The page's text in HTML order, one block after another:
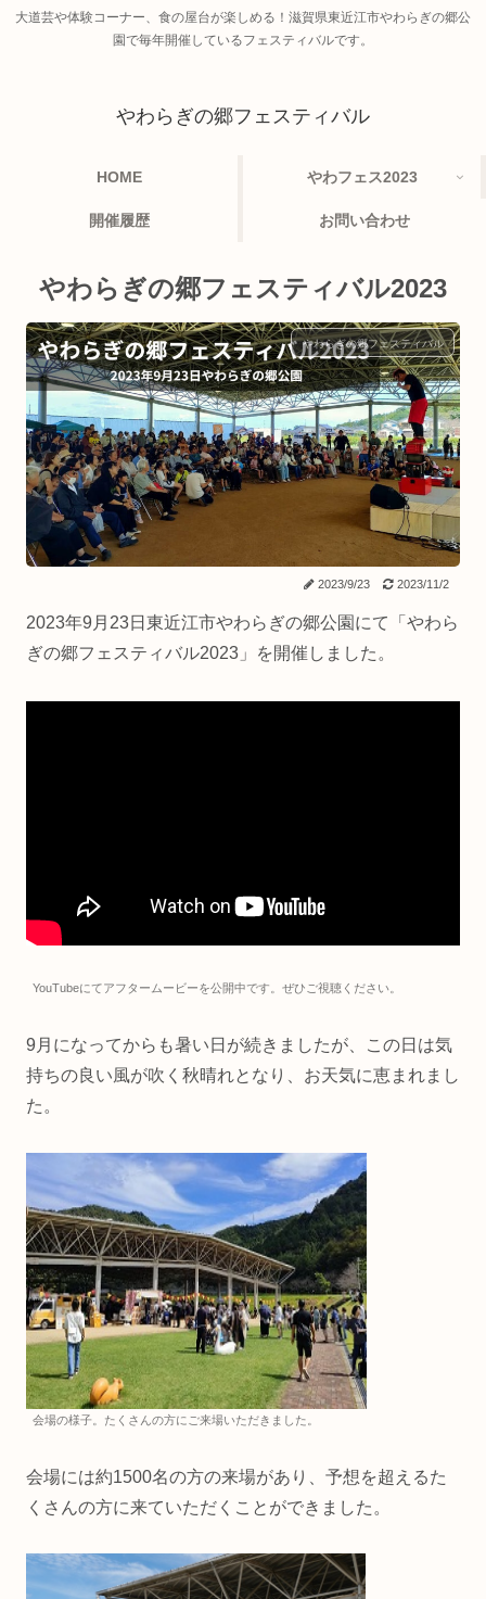
大道芸や体験コーナー、食の屋台が楽しめる！滋賀県東近江市やわらぎの郷公
園で毎年開催しているフェスティバルです。
やわらぎの郷フェスティバル
HOME やわフェス2023
開催履歴 お問い合わせ
やわらぎの郷フェスティバル2023
やわらぎの郷フェスティバル
2023/9/23 2023/11/2
2023年9月23日東近江市やわらぎの郷公園にて「やわら
ぎの郷フェスティバル2023」を開催しました。
YouTubeにてアフタームービーを公開中です。ぜひご視聴ください。
9月になってからも暑い日が続きましたが、この日は気
持ちの良い風が吹く秋晴れとなり、お天気に恵まれまし
た。
会場の様子。たくさんの方にご来場いただきました。
会場には約1500名の方の来場があり、予想を超えるた
くさんの方に来ていただくことができました。